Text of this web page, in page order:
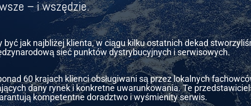
– i wszędzie.
być jak najbliżej klienta, w ciągu kilku ostatnich dekad
sieć punktów dystrybucyjnych i serwisowych.
60 krajach klienci obsługiwani są przez lokalnych
dany rynek i konkretne uwarunkowania. Te
kompetentne doradztwo i wyśmienity serwis.